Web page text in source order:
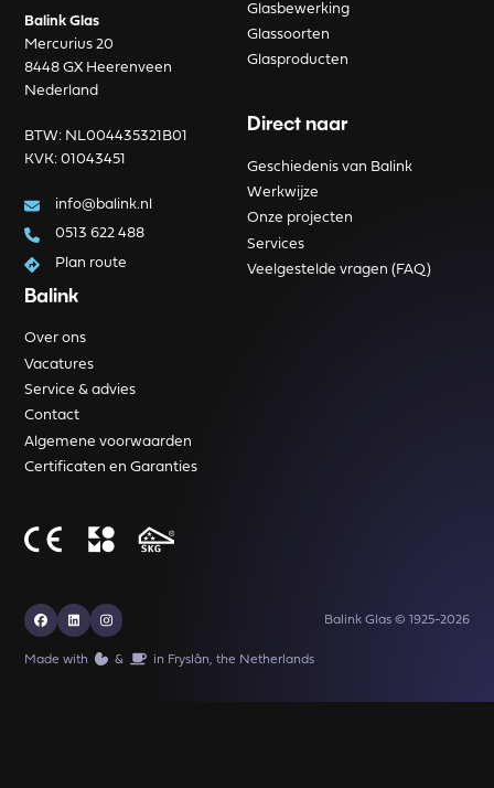
Balink Glas
Mercurius 20
8448 GX Heerenveen
Nederland
BTW: NL004435321B01
KVK: 01043451
info@balink.nl
0513 622 488
Plan route
Glasbewerking
Glassoorten
Glasproducten
Direct naar
Geschiedenis van Balink
Werkwijze
Onze projecten
Services
Veelgestelde vragen (FAQ)
Balink
Over ons
Vacatures
Service & advies
Contact
Algemene voorwaarden
Certificaten en Garanties
Balink Glas © 1925-2026
Made with ️& in Fryslân, the Netherlands